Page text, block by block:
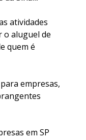
atividades
o aluguel de
quem é
empresas,
em SP